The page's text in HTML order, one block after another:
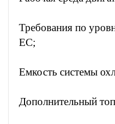
Требования по
ЕС;
Емкость системы
Дополнительный